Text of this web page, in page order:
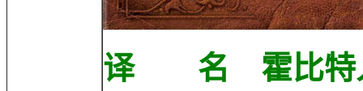
译 名 霍比特人